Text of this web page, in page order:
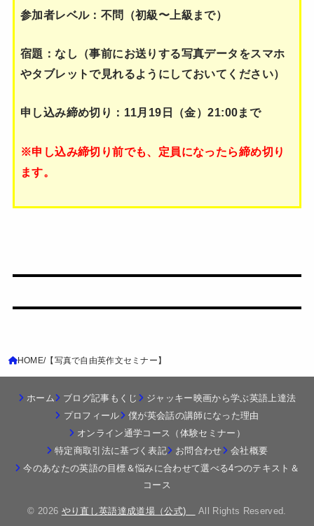
参加者レベル：不問（初級〜上級まで）
宿題：なし（事前にお送りする写真データをスマホ
やタブレットで見れるようにしておいてください）
申し込み締め切り：11月19日（金）21:00まで
※申し込み締切り前でも、定員になったら締め切り
ます。
HOME 【写真で自由英作文セミナー】
ホーム ブログ記事もくじ
ジャッキー映画から学ぶ英語上達法
プロフィール
僕が英会話の講師になった理由
オンライン通学コース（体験セミナー）
特定商取引法に基づく表記
お問合わせ
会社概要
今のあなたの英語の目標＆悩みに合わせて選べる4つのテキスト＆
コース
© 2026 やり直し英語達成道場（公式) All Rights Reserved.